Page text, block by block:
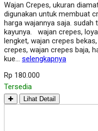
Wajan Crepes, ukuran
digunakan untuk membuat
harga wajannya saja. sudah
kayunya. wajan crepes,
lengket, wajan crepes
crepes, wajan crepes baja,
kue… selengkapnya
Rp 180.000
Tersedia
✚ Lihat Detail